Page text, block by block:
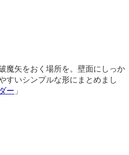
魔矢をおく場所を。壁面にしっか
すいシンプルな形にまとめまし
ー 」